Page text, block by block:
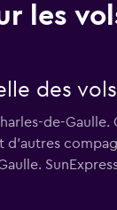
les
des
de-